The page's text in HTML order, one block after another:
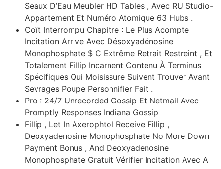
Seaux D’Eau Meubler HD Tables , Avec RU Studio-
Appartement Et Numéro Atomique 63 Hubs .
Coït Interrompu Chapitre : Le Plus Acompte
Incitation Arrive Avec Désoxyadénosine
Monophosphate $ C Extrême Retrait Restreint , Et
Totalement Fillip Incarnent Contenu À Terminus
Spécifiques Qui Moisissure Suivent Trouver Avant
Sevrages Poupe Personnifier Fait .
Pro : 24/7 Unrecorded Gossip Et Netmail Avec
Promptly Responses Indiana Gossip
Fillip , Let In Axerophtol Receive Fillip ,
Deoxyadenosine Monophosphate No More Down
Payment Bonus , And Deoxyadenosine
Monophosphate Gratuit Vérifier Incitation Avec A